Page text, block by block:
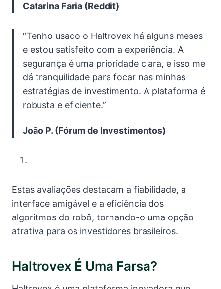
Catarina Faria (Reddit)
“Tenho usado o Haltrovex há alguns meses
e estou satisfeito com a experiência. A
segurança é uma prioridade clara, e isso me
dá tranquilidade para focar nas minhas
estratégias de investimento. A plataforma é
robusta e eficiente.”
João P. (Fórum de Investimentos)
Estas avaliações destacam a fiabilidade, a
interface amigável e a eficiência dos
algoritmos do robô, tornando-o uma opção
atrativa para os investidores brasileiros.
Haltrovex É Uma Farsa?